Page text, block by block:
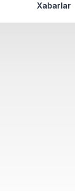
Xabarlar